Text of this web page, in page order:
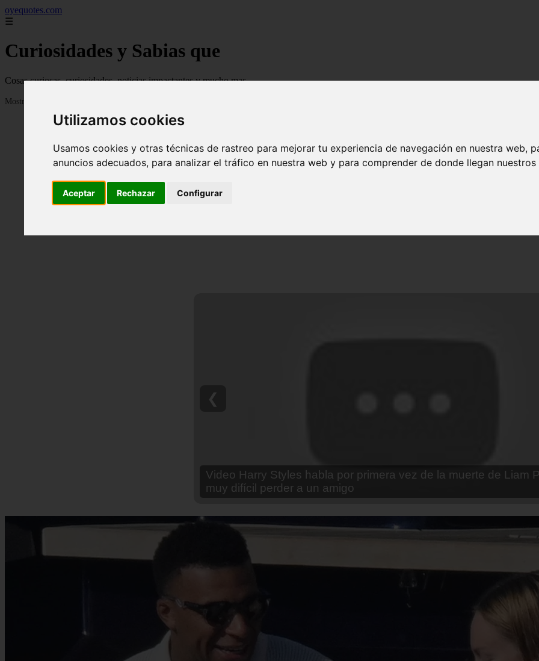
Utilizamos cookies
Usamos cookies y otras técnicas de rastreo para mejorar tu experiencia de navegación en nuestra web,
anuncios adecuados, para analizar el tráfico en nuestra web y para comprender de donde llegan
Aceptar Rechazar Configurar
oyequotes.com
☰
Curiosidades y Sabias que
Cosas curiosas, curiosidades, noticias impactantes y mucho mas
Mostrando 1 - 24 de 2833 artículos
Video Ana Brenda Contreras y la firme promesa que le hizo a
❮